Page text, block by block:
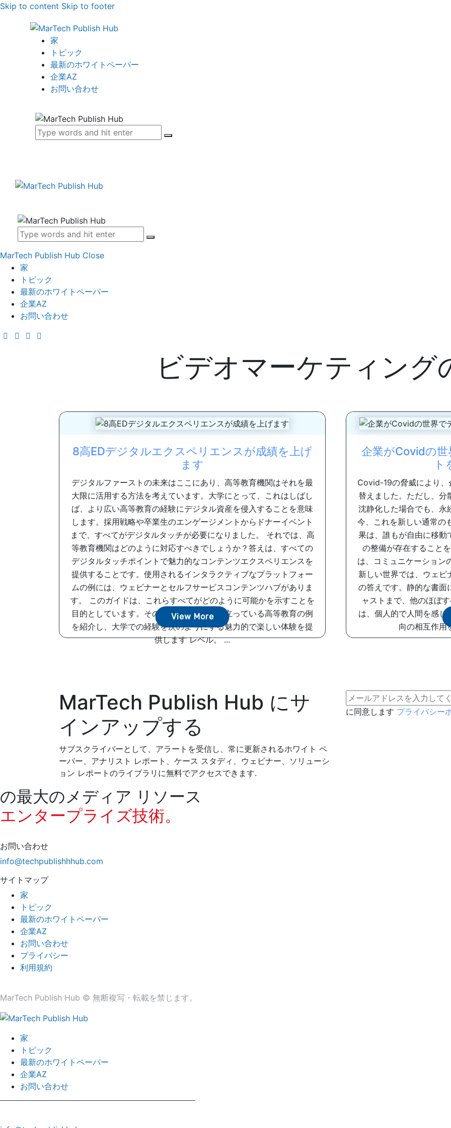
Skip to content Skip to footer
家
トピック
最新のホワイトペーパー
企業AZ
お問い合わせ
MarTech Publish Hub Close
家
トピック
最新のホワイトペーパー
企業AZ
お問い合わせ
ビデオマーケティング
8高EDデジタルエクスペリエンスが成績を上げ
ます
デジタルファーストの未来はここにあり、高等教育機関はそれを最
大限に活用する方法を考えています。大学にとって、これはしばし
ば、より広い高等教育の経験にデジタル資産を侵入することを意味
します。採用戦略や卒業生のエンゲージメントからドナーイベント
まで、すべてがデジタルタッチが必要になりました。 それでは、高
等教育機関はどのように対応すべきでしょうか？答えは、すべての
デジタルタッチポイントで魅力的なコンテンツエクスペリエンスを
提供することです。使用されるインタラクティブなプラットフォー
ムの例には、ウェビナーとセルフサービスコンテンツハブがありま
す。 このガイドは、これらすべてがどのように可能かを示すことを
目的としています。その中で、私たちは際立っている高等教育の例
を紹介し、大学での経験を次のようにする魅力的で楽しい体験を提
供します レベル。 ...
View More
企業がCovidの
Covid-19の脅威により、
替えました。ただし、
沈静化した場合でも、永
今、これを新しい通常の
果は、誰もが自由に移動
の整備が存在すること
は、コミュニケーション
新しい世界では、ウェ
の答えです。静的な書面
ャストまで、他のほぼ
は、個人的で人間を感
向の相互作用
MarTech Publish Hub にサ
インアップする
サブスクライバーとして、アラートを受信し、常に更新されるホワイト ペ
ーパー、アナリスト レポート、ケース スタディ、ウェビナー、ソリューシ
ョン レポートのライブラリに無料でアクセスできます.
に同意します プライバシー
の最大のメディア リソース
エンタープライズ技術。
お問い合わせ
info@techpublishhhub.com
サイトマップ
家
トピック
最新のホワイトペーパー
企業AZ
お問い合わせ
プライバシー
利用規約
MarTech Publish Hub © 無断複写・転載を禁じます。
家
トピック
最新のホワイトペーパー
企業AZ
お問い合わせ